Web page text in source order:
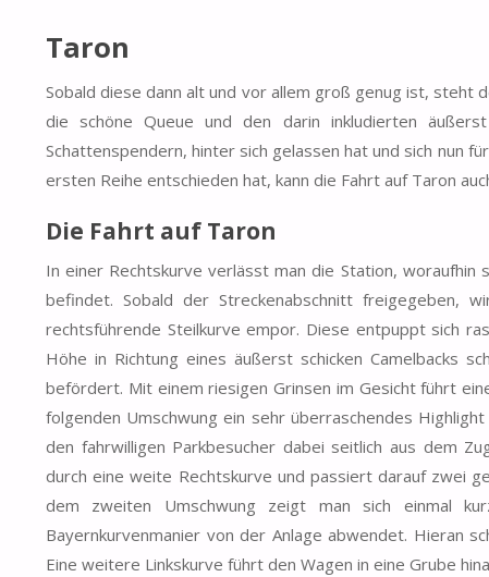
Taron
Sobald diese dann alt und vor allem groß genug ist, steht
die schöne Queue und den darin inkludierten
Schattenspendern, hinter sich gelassen hat und sich nun
ersten Reihe entschieden hat, kann die Fahrt auf Taron
Die Fahrt auf Taron
In einer Rechtskurve verlässt man die Station,
befindet. Sobald der Streckenabschnitt freigegeben,
rechtsführende Steilkurve empor. Diese entpuppt sich
Höhe in Richtung eines äußerst schicken Camelbacks
befördert. Mit einem riesigen Grinsen im Gesicht führt
folgenden Umschwung ein sehr überraschendes
den fahrwilligen Parkbesucher dabei seitlich aus dem
durch eine weite Rechtskurve und passiert darauf zwei
dem zweiten Umschwung zeigt man sich einmal
Bayernkurvenmanier von der Anlage abwendet. Hieran
Eine weitere Linkskurve führt den Wagen in eine Grube